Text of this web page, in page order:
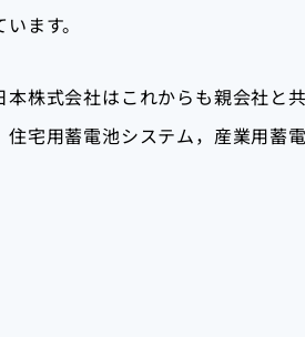
ます。
本株式会社はこれからも親会社と
住宅用蓄電池システム，産業用蓄